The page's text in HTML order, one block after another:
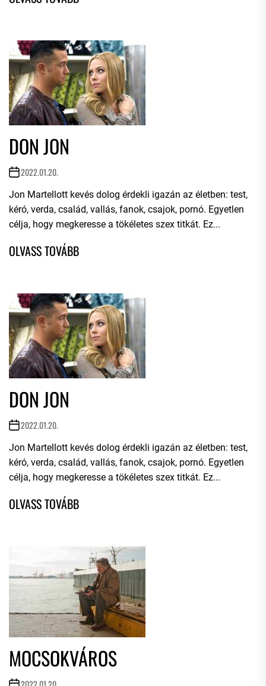
DON JON
2022.01.20.
Jon Martellott kevés dolog érdekli igazán az életben: test,
kéró, verda, család, vallás, fanok, csajok, pornó. Egyetlen
célja, hogy megkeresse a tökéletes szex titkát. Ez...
DON JON
2022.01.20.
Jon Martellott kevés dolog érdekli igazán az életben: test,
kéró, verda, család, vallás, fanok, csajok, pornó. Egyetlen
célja, hogy megkeresse a tökéletes szex titkát. Ez...
MOCSOKVÁROS